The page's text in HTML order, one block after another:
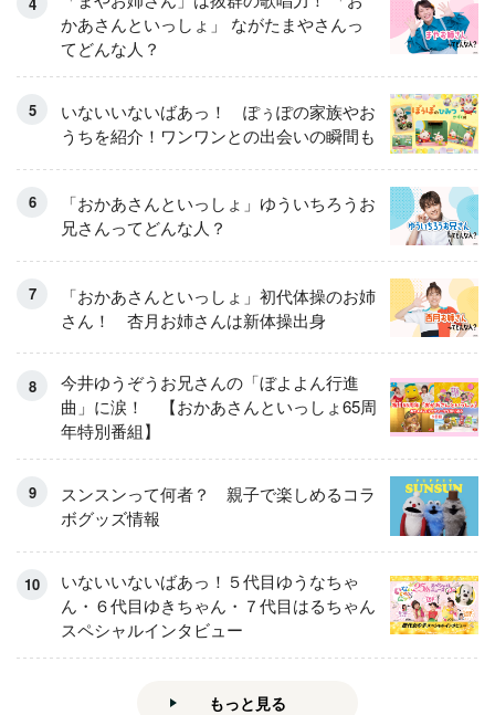
かあさんといっしょ」 ながたまやさんっ
てどんな人？
いないいないばあっ！ ぽぅぽの家族やお
うちを紹介！ワンワンとの出会いの瞬間も
「おかあさんといっしょ」ゆういちろうお
兄さんってどんな人？
「おかあさんといっしょ」初代体操のお姉
さん！ 杏月お姉さんは新体操出身
今井ゆうぞうお兄さんの「ぼよよん行進
曲」に涙！ 【おかあさんといっしょ65周
年特別番組】
スンスンって何者？ 親子で楽しめるコラ
ボグッズ情報
いないいないばあっ！５代目ゆうなちゃ
ん・６代目ゆきちゃん・７代目はるちゃん
スペシャルインタビュー
もっと見る